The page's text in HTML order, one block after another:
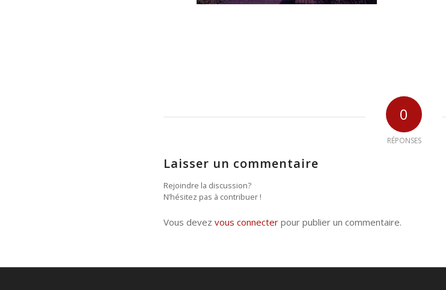
0
RÉPONSES
Laisser un commentaire
Rejoindre la discussion?
N’hésitez pas à contribuer !
Vous devez vous connecter pour publier un commentaire.